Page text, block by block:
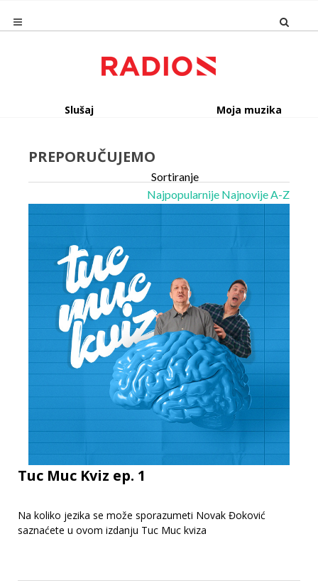
Slušaj Moja muzika
PREPORUČUJEMO
Sortiranje
Najpopularnije NajnovijeA-Z
Tuc Muc Kviz ep. 1
Na koliko jezika se može sporazumeti Novak Đoković
saznaćete u ovom izdanju Tuc Muc kviza